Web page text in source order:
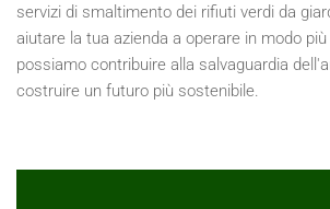
servizi di smaltimento dei rifiuti verdi da
aiutare la tua azienda a operare in modo
possiamo contribuire alla salvaguardia
costruire un futuro più sostenibile.